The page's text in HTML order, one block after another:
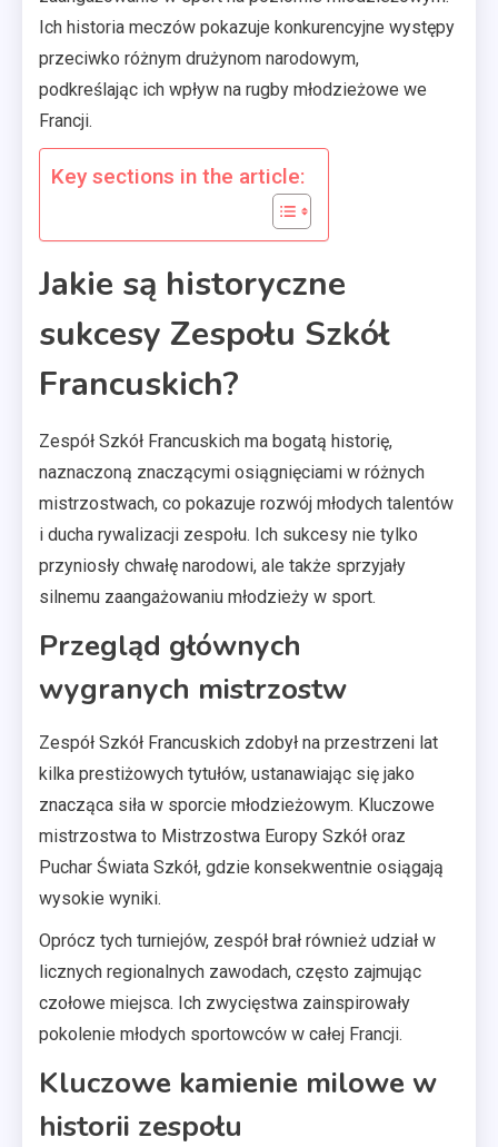
Ich historia meczów pokazuje konkurencyjne występy
przeciwko różnym drużynom narodowym,
podkreślając ich wpływ na rugby młodzieżowe we
Francji.
Key sections in the article:
Jakie są historyczne
sukcesy Zespołu Szkół
Francuskich?
Zespół Szkół Francuskich ma bogatą historię,
naznaczoną znaczącymi osiągnięciami w różnych
mistrzostwach, co pokazuje rozwój młodych talentów
i ducha rywalizacji zespołu. Ich sukcesy nie tylko
przyniosły chwałę narodowi, ale także sprzyjały
silnemu zaangażowaniu młodzieży w sport.
Przegląd głównych
wygranych mistrzostw
Zespół Szkół Francuskich zdobył na przestrzeni lat
kilka prestiżowych tytułów, ustanawiając się jako
znacząca siła w sporcie młodzieżowym. Kluczowe
mistrzostwa to Mistrzostwa Europy Szkół oraz
Puchar Świata Szkół, gdzie konsekwentnie osiągają
wysokie wyniki.
Oprócz tych turniejów, zespół brał również udział w
licznych regionalnych zawodach, często zajmując
czołowe miejsca. Ich zwycięstwa zainspirowały
pokolenie młodych sportowców w całej Francji.
Kluczowe kamienie milowe w
historii zespołu